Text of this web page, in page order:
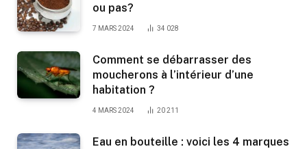
ou pas?
7 MARS 2024 34 028
Comment se débarrasser des
moucherons à l’intérieur d’une
habitation ?
4 MARS 2024 20 211
Eau en bouteille : voici les 4 marques